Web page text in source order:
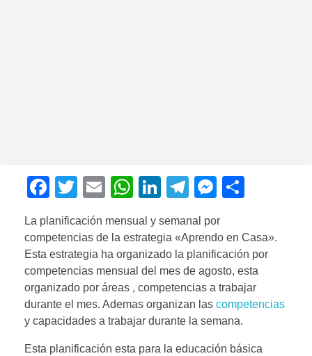
F
c
e
b
o
o
k
T
wi
tt
er
E
ail
W
at
s
A
p
p
Li
k
e
dI
n
T
e
gr
a
m
M
ss
e
n
g
er
m
p
ar
tir
La planificación mensual y semanal por
competencias de la estrategia «Aprendo en Casa».
Esta estrategia ha organizado la planificación por
competencias mensual del mes de agosto, esta
organizado por áreas , competencias a trabajar
durante el mes. Ademas organizan las competencias
y capacidades a trabajar durante la semana.
Esta planificación esta para la educación básica